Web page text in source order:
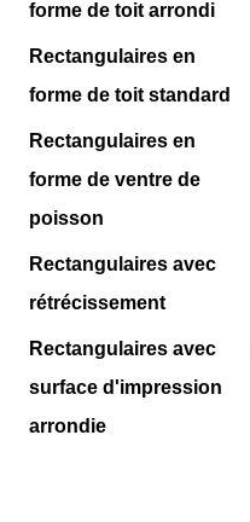
forme de toit arrondi
Rectangulaires en
forme de toit standard
Rectangulaires en
forme de ventre de
poisson
Rectangulaires avec
rétrécissement
Rectangulaires avec
surface d'impression
arrondie